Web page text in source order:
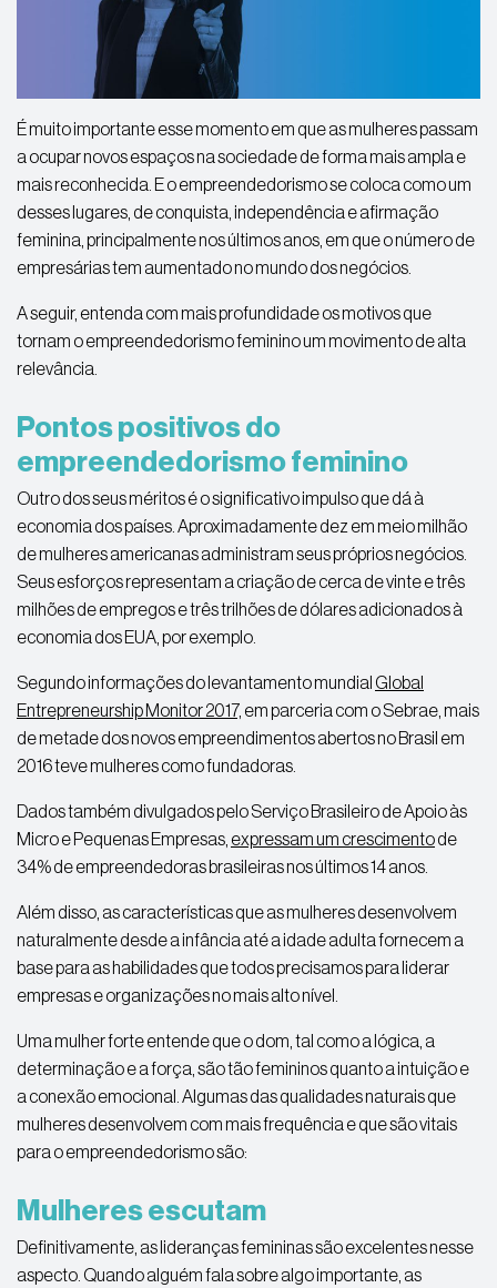
É muito importante esse momento em que as mulheres passam
a ocupar novos espaços na sociedade de forma mais ampla e
mais reconhecida. E o empreendedorismo se coloca como um
desses lugares, de conquista, independência e afirmação
feminina, principalmente nos últimos anos, em que o número de
empresárias tem aumentado no mundo dos negócios.
A seguir, entenda com mais profundidade os motivos que
tornam o empreendedorismo feminino um movimento de alta
relevância.
Pontos positivos do
empreendedorismo feminino
Outro dos seus méritos é o significativo impulso que dá à
economia dos países. Aproximadamente dez em meio milhão
de mulheres americanas administram seus próprios negócios.
Seus esforços representam a criação de cerca de vinte e três
milhões de empregos e três trilhões de dólares adicionados à
economia dos EUA, por exemplo.
Segundo informações do levantamento mundial Global
Entrepreneurship Monitor 2017, em parceria com o Sebrae, mais
de metade dos novos empreendimentos abertos no Brasil em
2016 teve mulheres como fundadoras.
Dados também divulgados pelo Serviço Brasileiro de Apoio às
Micro e Pequenas Empresas, expressam um crescimentode
34% de empreendedoras brasileiras nos últimos 14 anos.
Além disso, as características que as mulheres desenvolvem
naturalmente desde a infância até a idade adulta fornecem a
base para as habilidades que todos precisamos para liderar
empresas e organizações no mais alto nível.
Uma mulher forte entende que o dom, tal como a lógica, a
determinação e a força, são tão femininos quanto a intuição e
a conexão emocional. Algumas das qualidades naturais que
mulheres desenvolvem com mais frequência e que são vitais
para o empreendedorismo são:
Mulheres escutam
Definitivamente, as lideranças femininas são excelentes nesse
aspecto. Quando alguém fala sobre algo importante, as